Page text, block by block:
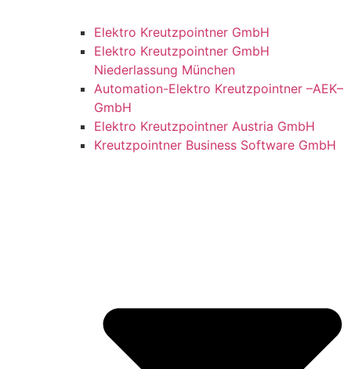
Elektro Kreutzpointner GmbH
Elektro Kreutzpointner GmbH
Niederlassung München
Automation-Elektro Kreutzpointner –AEK–
GmbH
Elektro Kreutzpointner Austria GmbH
Kreutzpointner Business Software GmbH